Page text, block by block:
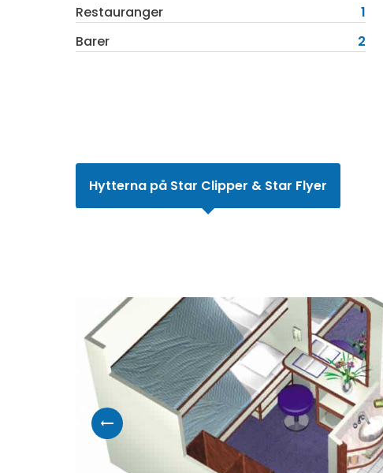
Restauranger
1
Barer
2
Hytterna på Star Clipper & Star Flyer